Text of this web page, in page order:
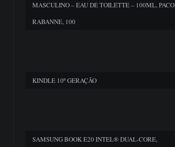
MASCULINO – EAU DE TOILETTE – 100ML, PACO
RABANNE, 100
KINDLE 10º GERAÇÃO
SAMSUNG BOOK E20 INTEL® DUAL-CORE,